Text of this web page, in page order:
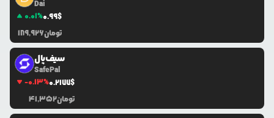
Dai
0.01%0.99$
189,926تومان
سیف‌پال
SafePal
-0.13%0.2177$
41,352تومان